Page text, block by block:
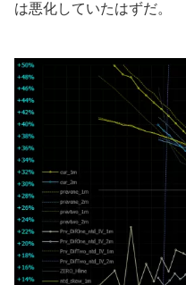
は悪化していたはずだ。